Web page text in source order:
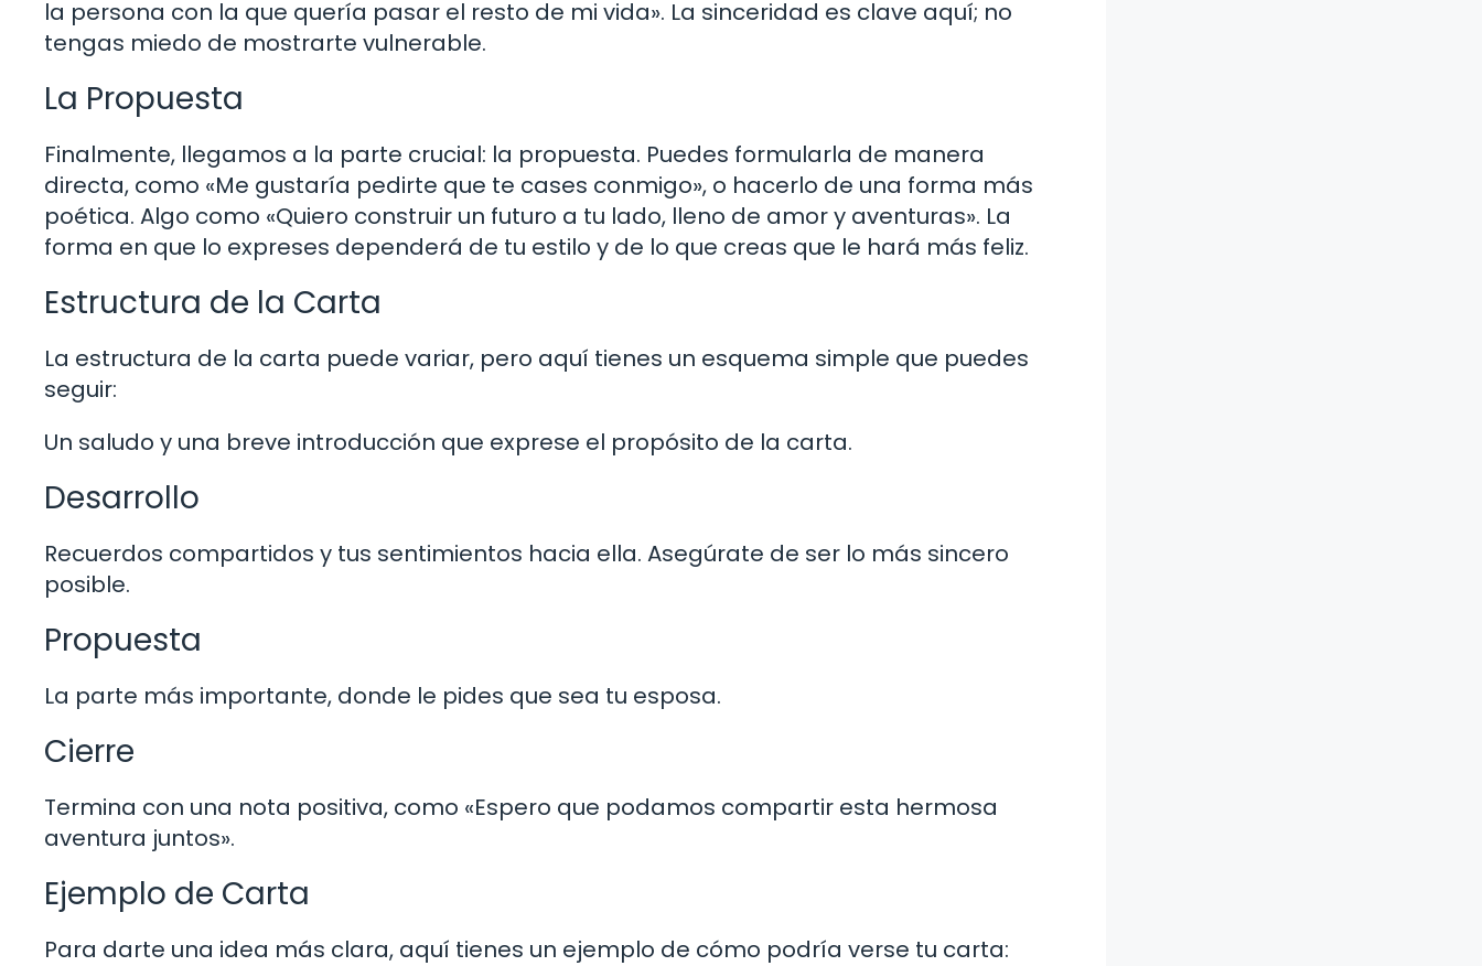
la persona con la que quería pasar el resto de mi vida». La sinceridad es clave aquí; no
tengas miedo de mostrarte vulnerable.
La Propuesta
Finalmente, llegamos a la parte crucial: la propuesta. Puedes formularla de manera
directa, como «Me gustaría pedirte que te cases conmigo», o hacerlo de una forma más
poética. Algo como «Quiero construir un futuro a tu lado, lleno de amor y aventuras». La
forma en que lo expreses dependerá de tu estilo y de lo que creas que le hará más feliz.
Estructura de la Carta
La estructura de la carta puede variar, pero aquí tienes un esquema simple que puedes
seguir:
Un saludo y una breve introducción que exprese el propósito de la carta.
Desarrollo
Recuerdos compartidos y tus sentimientos hacia ella. Asegúrate de ser lo más sincero
posible.
Propuesta
La parte más importante, donde le pides que sea tu esposa.
Cierre
Termina con una nota positiva, como «Espero que podamos compartir esta hermosa
aventura juntos».
Ejemplo de Carta
Para darte una idea más clara, aquí tienes un ejemplo de cómo podría verse tu carta: